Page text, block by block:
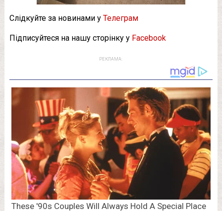
Слідкуйте за новинами у Телеграм
Підписуйтеся на нашу сторінку у Facebook
РЕКЛАМА: